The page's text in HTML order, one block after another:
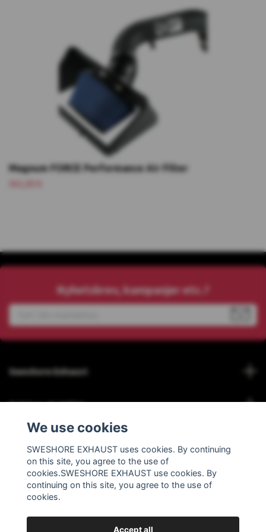
Magnum FORCE Performance Air Filter
Nyhetsbrev, kampanjer etc.?
Sweshore Exhaust
Behöver du hjälp?
Social Media
We use cookies
SWESHORE EXHAUST uses cookies. By continuing
on this site, you agree to the use of
cookies.SWESHORE EXHAUST use cookies. By
continuing on this site, you agree to the use of
cookies.
Accept all